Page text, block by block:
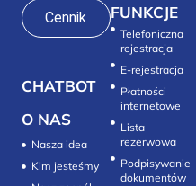
Cennik
CHATBOT
O NAS
Nasza idea
Kim jesteśmy
FUNKCJE
Telefoniczna
rejestracja
E-rejestracja
Płatności
internetowe
Lista
rezerwowa
Podpisywanie
dokumentów